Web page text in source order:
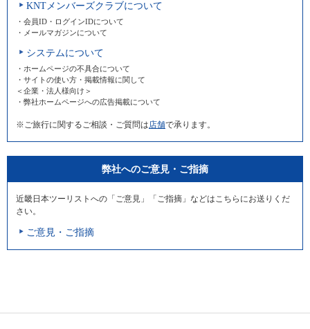
KNTメンバーズクラブについて
・会員ID・ログインIDについて
・メールマガジンについて
システムについて
・ホームページの不具合について
・サイトの使い方・掲載情報に関して
＜企業・法人様向け＞
・弊社ホームページへの広告掲載について
※ご旅行に関するご相談・ご質問は店舗で承ります。
弊社へのご意見・ご指摘
近畿日本ツーリストへの「ご意見」「ご指摘」などはこちらにお送りくだ
さい。
ご意見・ご指摘